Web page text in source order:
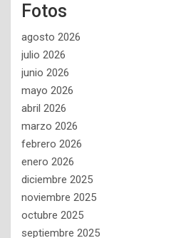
Fotos
agosto 2026
julio 2026
junio 2026
mayo 2026
abril 2026
marzo 2026
febrero 2026
enero 2026
diciembre 2025
noviembre 2025
octubre 2025
septiembre 2025